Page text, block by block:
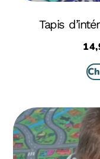
Tapis